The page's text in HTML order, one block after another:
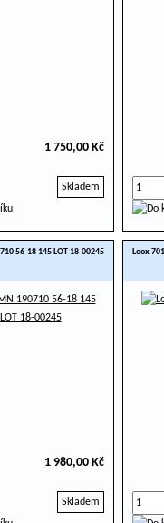
1 750,00 Kč
Skladem
56-18 145 LOT 18-00245
1 980,00 Kč
Skladem
Loox